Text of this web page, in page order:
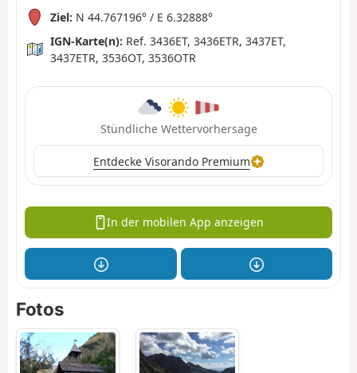
Ziel: N 44.767196° / E 6.32888°
IGN-Karte(n): Ref. 3436ET, 3436ETR, 3437ET,
3437ETR, 3536OT, 3536OTR
Stündliche Wettervorhersage
Entdecke Visorando Premium
In der mobilen App anzeigen
Fotos